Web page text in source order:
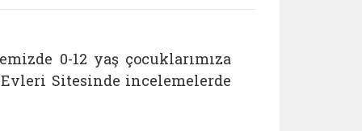
0-12 yaş çocuklarımıza
Sitesinde incelemelerde